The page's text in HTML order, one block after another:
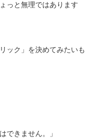
っと無理ではあります
ック」を決めてみたいも
できません。」